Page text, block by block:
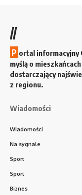
//
P ortal informacyjny
myślą o
dostarczający
z regionu.
Wiadomości
Wiadomości
Na sygnale
Sport
Sport
Biznes